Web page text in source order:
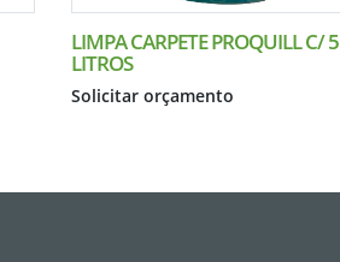
LIMPA CARPETE PROQUILL C/ 5
LITROS
Solicitar orçamento